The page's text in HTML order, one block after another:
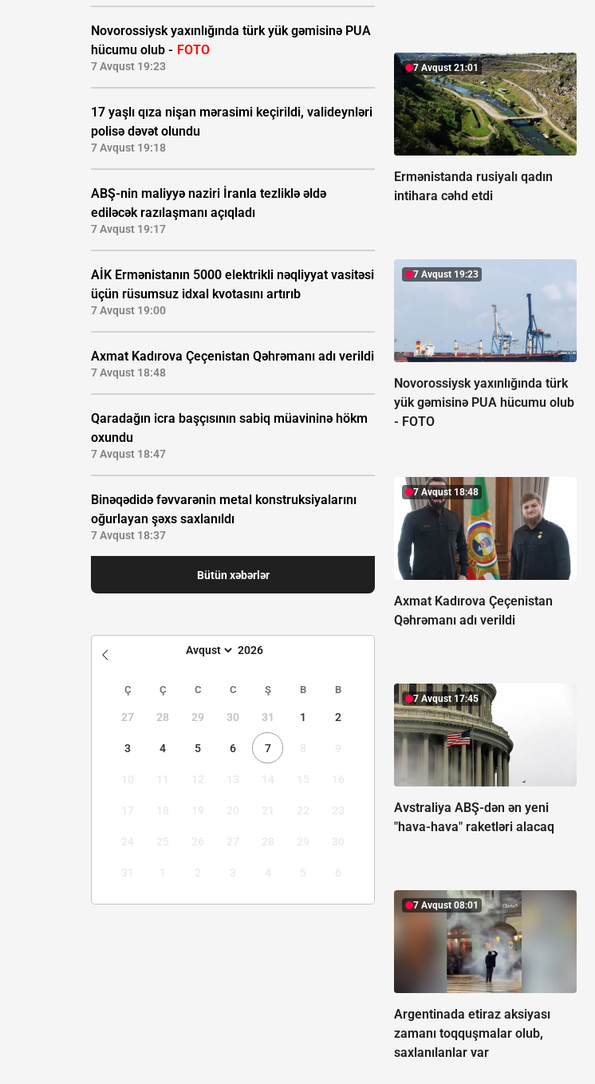
Novorossiysk yaxınlığında türk yük gəmisinə PUA
hücumu olub - FOTO
7 Avqust 19:23
17 yaşlı qıza nişan mərasimi keçirildi, valideynləri
polisə dəvət olundu
7 Avqust 19:18
ABŞ-nin maliyyə naziri İranla tezliklə əldə
ediləcək razılaşmanı açıqladı
7 Avqust 19:17
AİK Ermənistanın 5000 elektrikli nəqliyyat vasitəsi
üçün rüsumsuz idxal kvotasını artırıb
7 Avqust 19:00
Axmat Kadırova Çeçenistan Qəhrəmanı adı verildi
7 Avqust 18:48
Qaradağın icra başçısının sabiq müavininə hökm
oxundu
7 Avqust 18:47
Binəqədidə fəvvarənin metal konstruksiyalarını
oğurlayan şəxs saxlanıldı
7 Avqust 18:37
Bütün xəbərlər
Ç Ç C C Ş B B
27 28 29 30 31 1 2
3 4 5 6 7
7 Avqust 21:01
Ermənistanda rusiyalı qadın
intihara cəhd etdi
7 Avqust 19:23
Novorossiysk yaxınlığında türk
yük gəmisinə PUA hücumu olub
- FOTO
7 Avqust 18:48
Axmat Kadırova Çeçenistan
Qəhrəmanı adı verildi
7 Avqust 17:45
Avstraliya ABŞ-dən ən yeni
"hava-hava" raketləri alacaq
7 Avqust 08:01
Argentinada etiraz aksiyası
zamanı toqquşmalar olub,
saxlanılanlar var